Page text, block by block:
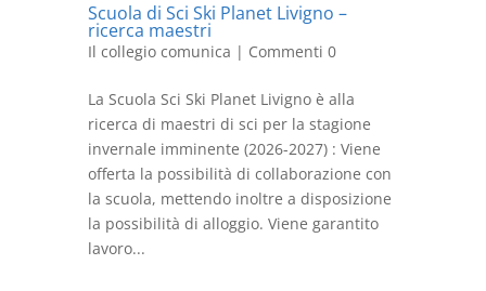
Scuola di Sci Ski Planet Livigno –
ricerca maestri
Il collegio comunica | Commenti 0
La Scuola Sci Ski Planet Livigno è alla
ricerca di maestri di sci per la stagione
invernale imminente (2026-2027) : Viene
offerta la possibilità di collaborazione con
la scuola, mettendo inoltre a disposizione
la possibilità di alloggio. Viene garantito
lavoro...